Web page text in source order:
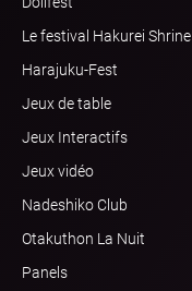
Le festival Hakurei Shrine
Harajuku-Fest
Jeux de table
Jeux Interactifs
Jeux vidéo
Nadeshiko Club
Otakuthon La Nuit
Panels